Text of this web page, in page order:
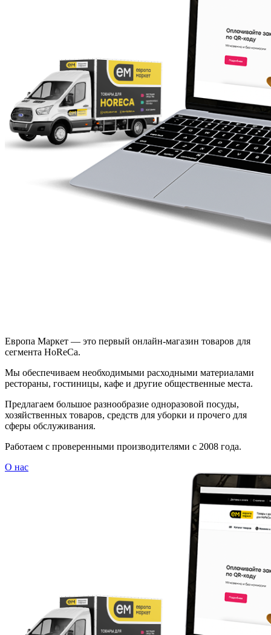
Европа Маркет — это первый онлайн-магазин товаров для
сегмента HoReCa.
Мы обеспечиваем необходимыми расходными материалами
рестораны, гостиницы, кафе и другие общественные места.
Предлагаем большое разнообразие одноразовой посуды,
хозяйственных товаров, средств для уборки и прочего для
сферы обслуживания.
Работаем с проверенными производителями с 2008 года.
О нас